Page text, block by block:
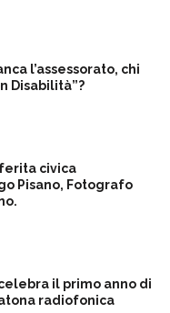
l’assessorato, chi
Disabilità”?
civica
Pisano, Fotografo
il primo anno di
radiofonica